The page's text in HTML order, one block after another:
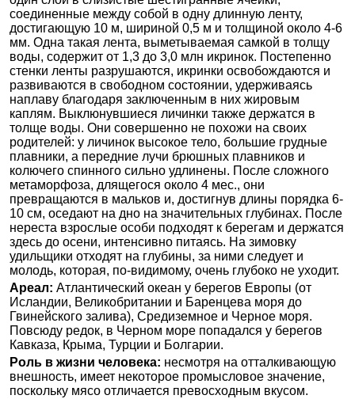
соединенные между собой в одну длинную ленту,
достигающую 10 м, шириной 0,5 м и толщиной около 4-6
мм. Одна такая лента, выметываемая самкой в толщу
воды, содержит от 1,3 до 3,0 млн икринок. Постепенно
стенки ленты разрушаются, икринки освобождаются и
развиваются в свободном состоянии, удерживаясь
наплаву благодаря заключенным в них жировым
каплям. Выклюнувшиеся личинки также держатся в
толще воды. Они совершенно не похожи на своих
родителей: у личинок высокое тело, большие грудные
плавники, а передние лучи брюшных плавников и
колючего спинного сильно удлинены. После сложного
метаморфоза, длящегося около 4 мес., они
превращаются в мальков и, достигнув длины порядка 6-
10 см, оседают на дно на значительных глубинах. После
нереста взрослые особи подходят к берегам и держатся
здесь до осени, интенсивно питаясь. На зимовку
удильщики отходят на глубины, за ними следует и
молодь, которая, по-видимому, очень глубоко не уходит.
Ареал: Атлантический океан у берегов Европы (от
Исландии, Великобритании и Баренцева моря до
Гвинейского залива), Средиземное и Черное моря.
Повсюду редок, в Черном море попадался у берегов
Кавказа, Крыма, Турции и Болгарии.
Роль в жизни человека: несмотря на отталкивающую
внешность, имеет некоторое промысловое значение,
поскольку мясо отличается превосходным вкусом.